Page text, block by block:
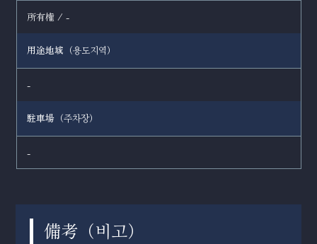
所有権 / -
用途地域（용도지역）
-
駐車場（주차장）
-
備考（ 비고）